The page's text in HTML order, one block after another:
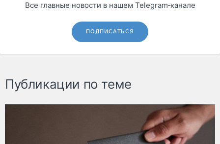
Все главные новости в нашем Telegram‑канале
ПОДПИСАТЬСЯ
Публикации по теме